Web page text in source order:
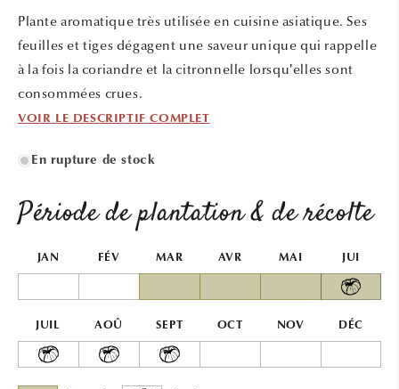
fenêtre
modale
Plante aromatique très utilisée en cuisine asiatique. Ses
feuilles et tiges dégagent une saveur unique qui rappelle
à la fois la coriandre et la citronnelle lorsqu’elles sont
consommées crues.
VOIR LE DESCRIPTIF COMPLET
En rupture de stock
Période de plantation & de récolte
JAN FÉV MAR AVR MAI JUI
JUIL AOÛ SEPT OCT NOV DÉC